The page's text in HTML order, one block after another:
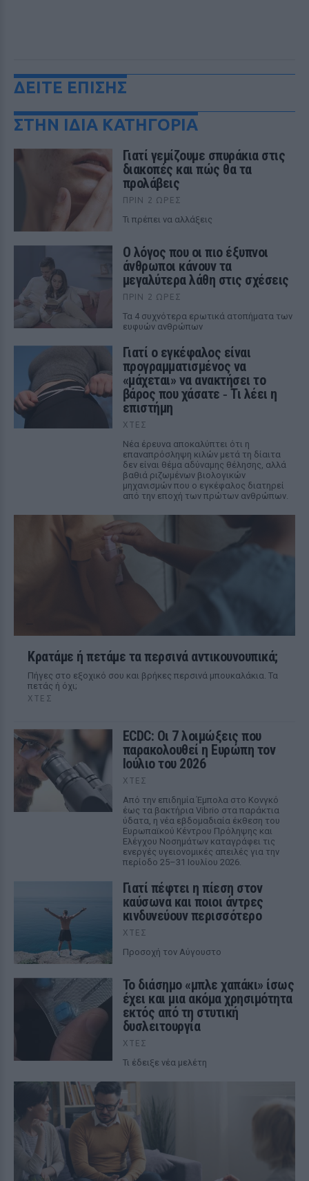
ΔΕΙΤΕ ΕΠΙΣΗΣ
ΣΤΗΝ ΙΔΙΑ ΚΑΤΗΓΟΡΙΑ
Γιατί γεμίζουμε σπυράκια στις
διακοπές και πώς θα τα
προλάβεις
ΠΡΙΝ 2 ΏΡΕΣ
Τι πρέπει να αλλάξεις
Ο λόγος που οι πιο έξυπνοι
άνθρωποι κάνουν τα
μεγαλύτερα λάθη στις σχέσεις
ΠΡΙΝ 2 ΏΡΕΣ
Τα 4 συχνότερα ερωτικά ατοπήματα των
ευφυών ανθρώπων
Γιατί ο εγκέφαλος είναι
προγραμματισμένος να
«μάχεται» να ανακτήσει το
βάρος που χάσατε ‑ Τι λέει η
επιστήμη
ΧΤΕΣ
Νέα έρευνα αποκαλύπτει ότι η
επαναπρόσληψη κιλών μετά τη δίαιτα
δεν είναι θέμα αδύναμης θέλησης, αλλά
βαθιά ριζωμένων βιολογικών
μηχανισμών που ο εγκέφαλος διατηρεί
από την εποχή των πρώτων ανθρώπων.
Κρατάμε ή πετάμε τα περσινά αντικουνουπικά;
Πήγες στο εξοχικό σου και βρήκες περσινά μπουκαλάκια. Τα
πετάς ή όχι;
ΧΤΕΣ
ECDC: Οι 7 λοιμώξεις που
παρακολουθεί η Ευρώπη τον
Ιούλιο του 2026
ΧΤΕΣ
Από την επιδημία Έμπολα στο Κονγκό
έως τα βακτήρια Vibrio στα παράκτια
ύδατα, η νέα εβδομαδιαία έκθεση του
Ευρωπαϊκού Κέντρου Πρόληψης και
Ελέγχου Νοσημάτων καταγράφει τις
ενεργές υγειονομικές απειλές για την
περίοδο 25–31 Ιουλίου 2026.
Γιατί πέφτει η πίεση στον
καύσωνα και ποιοι άντρες
κινδυνεύουν περισσότερο
ΧΤΕΣ
Προσοχή τον Αύγουστο
Το διάσημο «μπλε χαπάκι» ίσως
έχει και μια ακόμα χρησιμότητα
εκτός από τη στυτική
δυσλειτουργία
ΧΤΕΣ
Τι έδειξε νέα μελέτη